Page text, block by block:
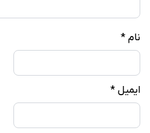
نام *
ایمیل *